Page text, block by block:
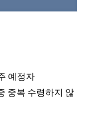
예정자
중복 수령하지 않